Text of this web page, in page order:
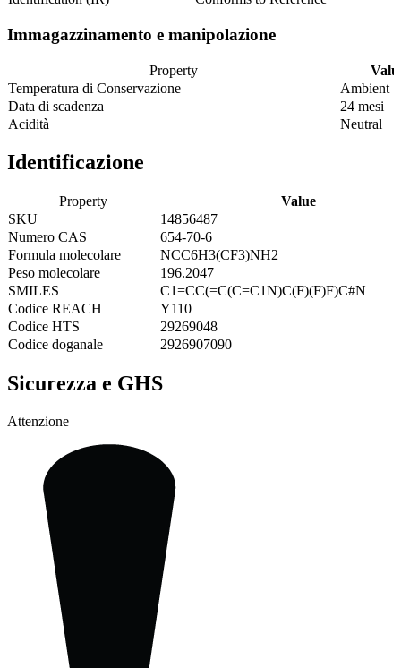
Immagazzinamento e manipolazione
Property
Temperatura di Conservazione
Ambient
Data di scadenza
24 mesi
Acidità
Neutral
Identificazione
Property
Value
SKU
14856487
Numero CAS
654-70-6
Formula molecolare
NCC6H3(CF3)NH2
Peso molecolare
196.2047
SMILES
C1=CC(=C(C=C1N)C(F)(F)F)C#N
Codice REACH
Y110
Codice HTS
29269048
Codice doganale
2926907090
Sicurezza e GHS
Attenzione